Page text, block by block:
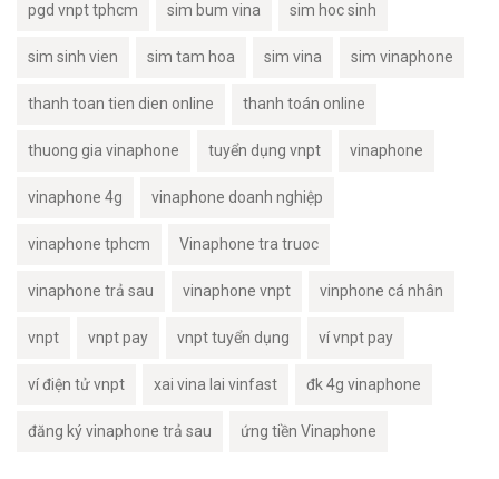
pgd vnpt tphcm sim bum vina sim hoc sinh
sim sinh vien sim tam hoa sim vina sim vinaphone
thanh toan tien dien online thanh toán online
thuong gia vinaphone tuyển dụng vnpt vinaphone
vinaphone 4g vinaphone doanh nghiệp
vinaphone tphcm Vinaphone tra truoc
vinaphone trả sau vinaphone vnpt vinphone cá nhân
vnpt vnpt pay vnpt tuyển dụng ví vnpt pay
ví điện tử vnpt xai vina lai vinfast đk 4g vinaphone
đăng ký vinaphone trả sau ứng tiền Vinaphone